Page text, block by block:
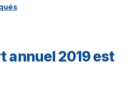
annuel 2019 est